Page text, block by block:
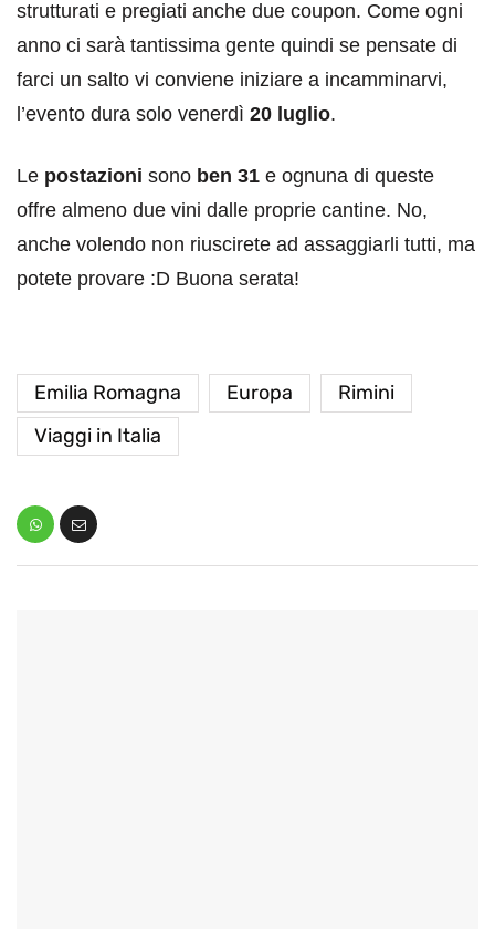
strutturati e pregiati anche due coupon. Come ogni
anno ci sarà tantissima gente quindi se pensate di
farci un salto vi conviene iniziare a incamminarvi,
l’evento dura solo venerdì 20 luglio.
Le postazioni sono ben 31 e ognuna di queste
offre almeno due vini dalle proprie cantine. No,
anche volendo non riuscirete ad assaggiarli tutti, ma
potete provare :D Buona serata!
Emilia Romagna Europa
Rimini
Viaggi in Italia